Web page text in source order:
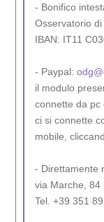
- Bonifico
Osservatorio
IBAN: IT11
- Paypal:
il modulo
connette da pc
ci si connette
mobile,
- Direttamente
via Marche, 84
Tel. +39 351